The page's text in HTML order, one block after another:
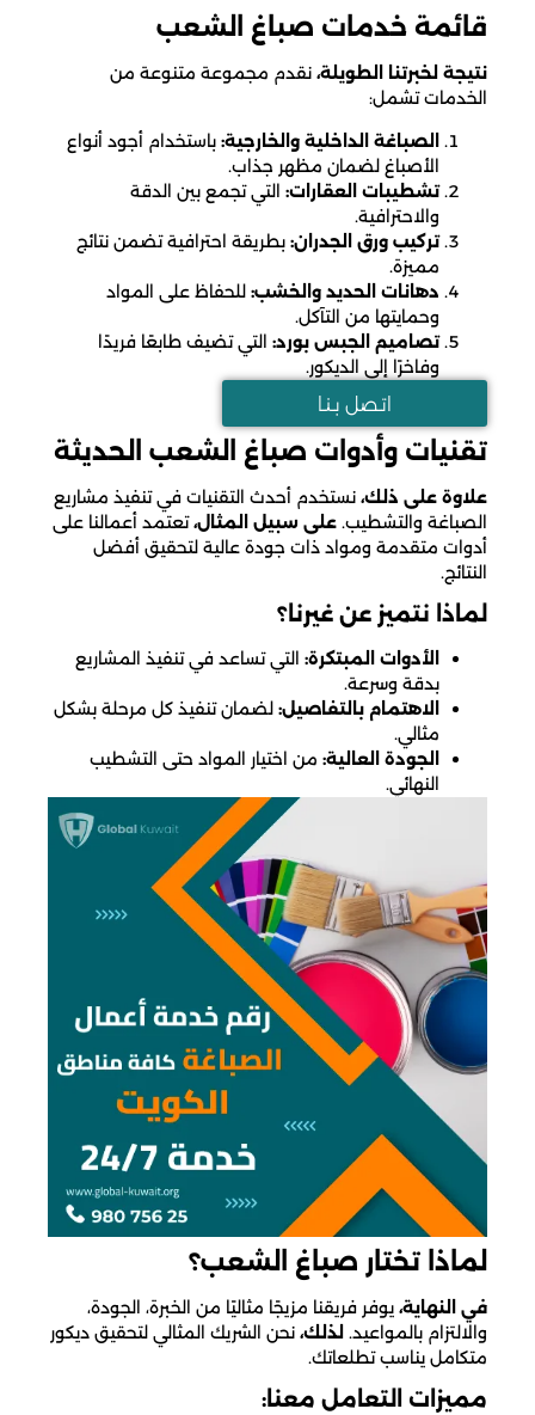
قائمة خدمات صباغ الشعب
نتيجة لخبرتنا الطويلة، نقدم مجموعة متنوعة من
الخدمات تشمل:
الصباغة الداخلية والخارجية: باستخدام أجود أنواع
الأصباغ لضمان مظهر جذاب.
تشطيبات العقارات: التي تجمع بين الدقة
والاحترافية.
تركيب ورق الجدران: بطريقة احترافية تضمن نتائج
مميزة.
دهانات الحديد والخشب: للحفاظ على المواد
وحمايتها من التآكل.
تصاميم الجبس بورد: التي تضيف طابعًا فريدًا
وفاخرًا إلى الديكور.
اتـصل بـنـا
تقنيات وأدوات صباغ الشعب الحديثة
علاوة على ذلك، نستخدم أحدث التقنيات في تنفيذ مشاريع
الصباغة والتشطيب. على سبيل المثال،تعتمد أعمالنا على
أدوات متقدمة ومواد ذات جودة عالية لتحقيق أفضل
النتائج.
لماذا نتميز عن غيرنا؟
الأدوات المبتكرة: التي تساعد في تنفيذ المشاريع
بدقة وسرعة.
الاهتمام بالتفاصيل: لضمان تنفيذ كل مرحلة بشكل
مثالي.
الجودة العالية: من اختيار المواد حتى التشطيب
النهائي.
لماذا تختار صباغ الشعب؟
في النهاية، يوفر فريقنا مزيجًا مثاليًا من الخبرة، الجودة،
والالتزام بالمواعيد. لذلك، نحن الشريك المثالي لتحقيق ديكور
متكامل يناسب تطلعاتك.
مميزات التعامل معنا: